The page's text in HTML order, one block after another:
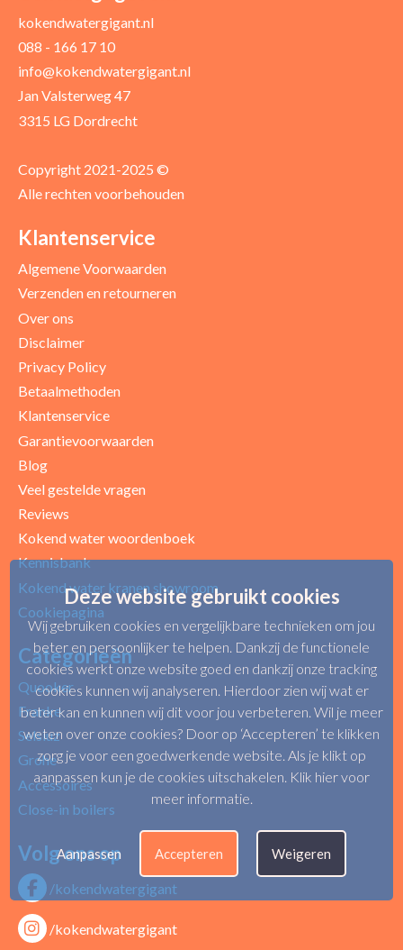
Uw recensie *
Uw beoordeling
kokendwatergigant.nl
088 - 166 17 10
info@kokendwatergigant.nl
Jan Valsterweg 47
3315 LG Dordrecht
Copyright 2021-2025 ©
Alle rechten voorbehouden
Klantenservice
Algemene Voorwaarden
Verzenden en retourneren
Over ons
Disclaimer
Privacy Policy
Betaalmethoden
Klantenservice
Garantievoorwaarden
Blog
Veel gestelde vragen
Reviews
Kokend water woordenboek
Kennisbank
Kokend water kranen showroom
Cookiepagina
Categorieën
Quooker
Franke
Selsiuz
Grohe
Accessoires
Close-in boilers
Volg ons op
/kokendwatergigant
/kokendwatergigant
Deze website gebruikt cookies
Wij gebruiken cookies en vergelijkbare technieken om jou
beter en persoonlijker te helpen. Dankzij de functionele
cookies werkt onze website goed en dankzij onze tracking
cookies kunnen wij analyseren. Hierdoor zien wij wat er
beter kan en kunnen wij dit voor jou verbeteren. Wil je meer
weten over onze cookies? Door op ‘Accepteren’ te klikken
zorg je voor een goedwerkende website. Als je klikt op
aanpassen kun je de cookies uitschakelen. Klik hier voor
meer informatie.
Aanpassen Accepteren Weigeren